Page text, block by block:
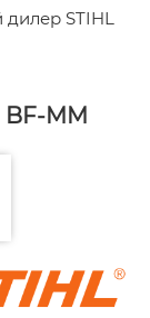
STIHL
MM